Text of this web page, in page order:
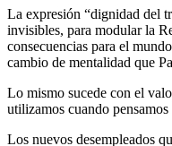
La expresión “dignidad del
invisibles, para modular la
consecuencias para el
cambio de mentalidad que
Lo mismo sucede con el
utilizamos cuando
Los nuevos desempleados